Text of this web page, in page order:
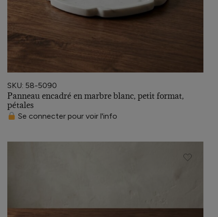
SKU: 58-5090
Panneau encadré en marbre blanc, petit format,
pétales
Se connecter pour voir l'info